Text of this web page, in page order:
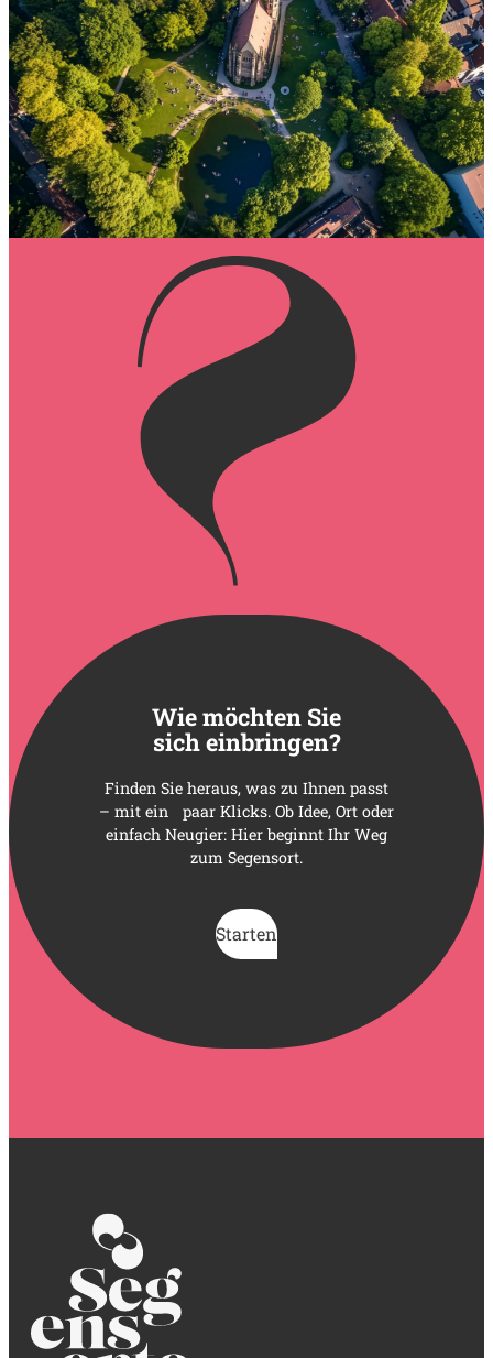
Segensorte sind Orte, an denen der Glaube lebendig wird –
dort, wo Menschen inspiriert vom Evangelium ihre
Charismen entfalten und zum Segen für andere werden.
Sie zeigen sich jenseits klassischer Strukturen, in frischen
Formen des Glaubens und in einer Kirche, die sich
wandelt.
Entdecken
Wie möchten Sie
sich einbringen?
Finden Sie heraus, was zu Ihnen passt
– mit ein paar Klicks. Ob Idee, Ort oder
einfach Neugier: Hier beginnt Ihr Weg
zum Segensort.
Starten